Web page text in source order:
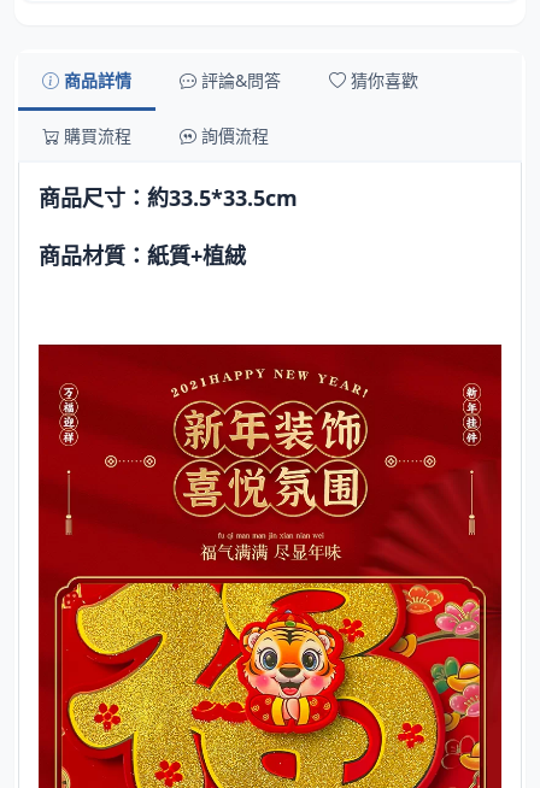
商品詳情 評論&問答 猜你喜歡
購買流程 詢價流程
商品尺寸：約33.5*33.5cm
商品材質：紙質+植絨